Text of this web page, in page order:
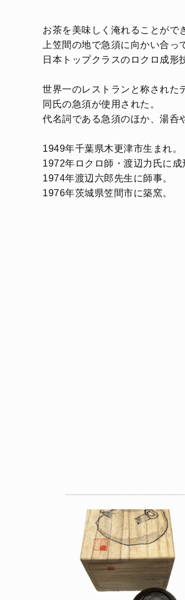
お茶を美味しく淹れることがで
上笠間の地で急須に向かい合っ
日本トップクラスのロクロ成形
世界一のレストランと称された
同氏の急須が使用された。
代名詞である急須のほか、湯呑
1949年千葉県木更津市生まれ。
1972年ロクロ師・渡辺力氏に成
1974年渡辺六郎先生に師事。
1976年茨城県笠間市に築窯。